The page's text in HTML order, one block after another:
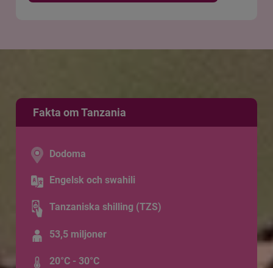
Fakta om Tanzania
Dodoma
Engelsk och swahili
Tanzaniska shilling (TZS)
53,5 miljoner
20°C - 30°C